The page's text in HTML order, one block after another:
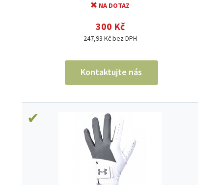
NA DOTAZ
300 Kč
247,93 Kč bez DPH
Kontaktujte nás